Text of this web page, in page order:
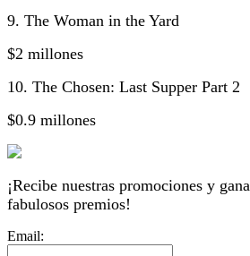
9. The Woman in the Yard
$2 millones
10. The Chosen: Last Supper Part 2
$0.9 millones
¡Recibe nuestras promociones y gana
fabulosos premios!
Email: